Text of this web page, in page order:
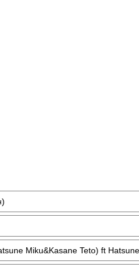
Miku&Kasane Teto) ft